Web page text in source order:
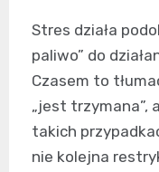
Stres działa
paliwo” do
Czasem to
„jest trzymana”,
takich
nie kolejna